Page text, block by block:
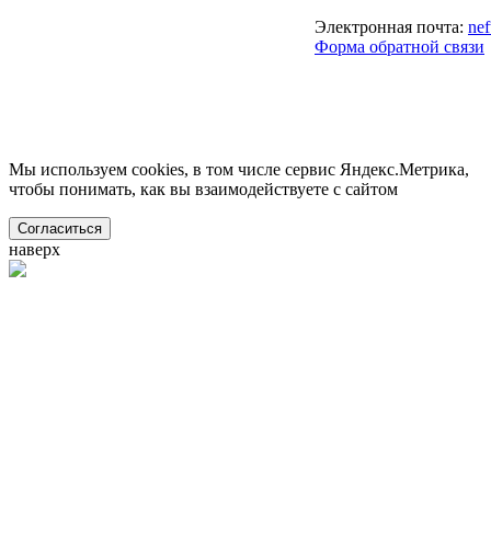
Электронная почта:
Форма обратной связи
Мы используем cookies, в том числе сервис Яндекс.Метрика,
чтобы понимать, как вы взаимодействуете с сайтом
Согласиться
наверх